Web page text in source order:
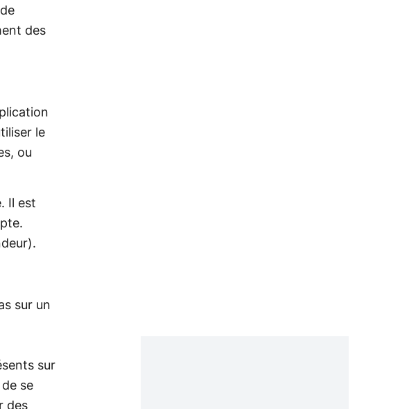
des
le
ou
Il est
sur un
sur
se
des